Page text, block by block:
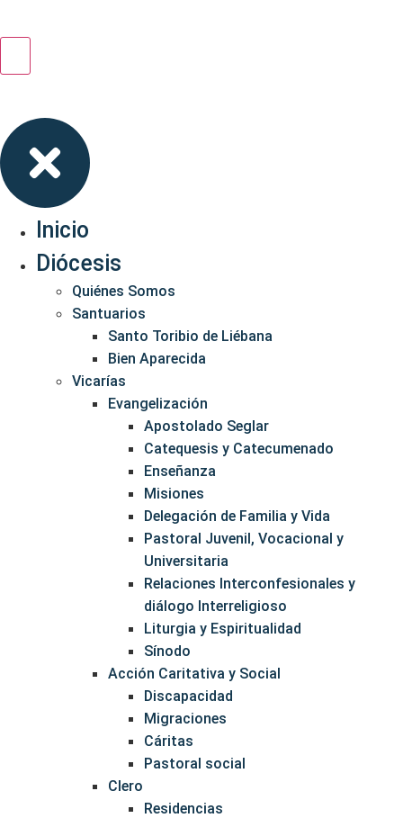
Inicio
Diócesis
Quiénes Somos
Santuarios
Santo Toribio de Liébana
Bien Aparecida
Vicarías
Evangelización
Apostolado Seglar
Catequesis y Catecumenado
Enseñanza
Misiones
Delegación de Familia y Vida
Pastoral Juvenil, Vocacional y
Universitaria
Relaciones Interconfesionales y
diálogo Interreligioso
Liturgia y Espiritualidad
Sínodo
Acción Caritativa y Social
Discapacidad
Migraciones
Cáritas
Pastoral social
Clero
Residencias